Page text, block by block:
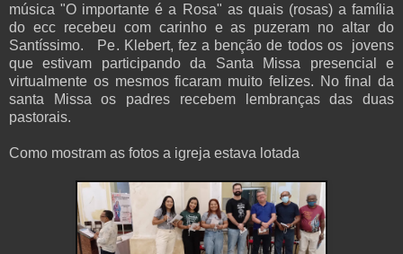
música "O importante é a Rosa" as quais (rosas) a família
do ecc recebeu com carinho e as puzeram no altar do
Santíssimo. Pe. Klebert, fez a benção de todos os jovens
que estivam participando da Santa Missa presencial e
virtualmente os mesmos ficaram muito felizes. No final da
santa Missa os padres recebem lembranças das duas
pastorais.
Como mostram as fotos a igreja estava lotada